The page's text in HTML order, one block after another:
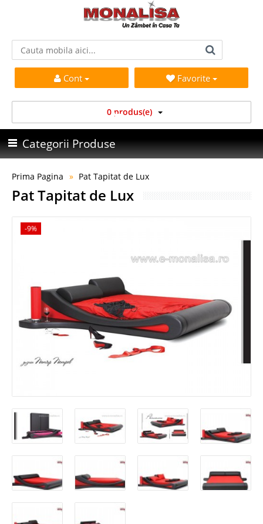
Cont Favorite
0 produs(e)
Categorii Produse
Prima Pagina Pat Tapitat de Lux
Pat Tapitat de Lux
-9%